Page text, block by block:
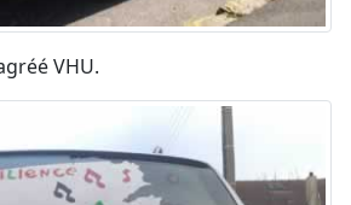
VHU.